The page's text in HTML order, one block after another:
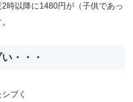
時以降に1480円が（子供であっ
・・・
ブく